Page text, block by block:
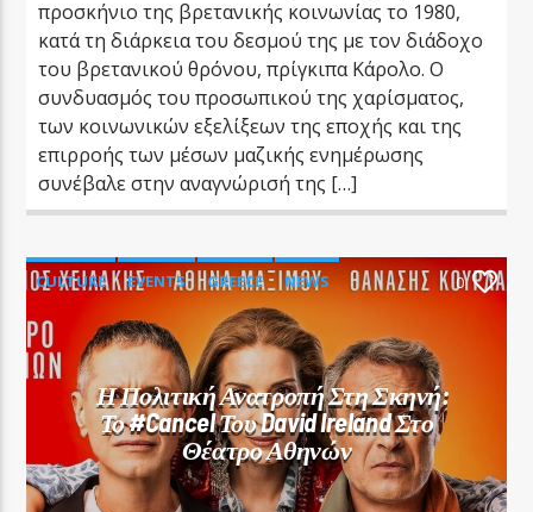
προσκήνιο της βρετανικής κοινωνίας το 1980,
κατά τη διάρκεια του δεσμού της με τον διάδοχο
του βρετανικού θρόνου, πρίγκιπα Κάρολο. Ο
συνδυασμός του προσωπικού της χαρίσματος,
των κοινωνικών εξελίξεων της εποχής και της
επιρροής των μέσων μαζικής ενημέρωσης
συνέβαλε στην αναγνώρισή της […]
CULTURE EVENTS GREECE
NEWS
POLITICS
0
Η Πολιτική Ανατροπή Στη Σκηνή:
Το #Cancel Του David Ireland Στο
Θέατρο Αθηνών